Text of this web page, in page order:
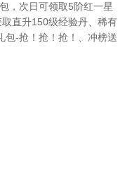
，次日可领取5阶红一星
直升150级经验丹、稀有
包-抢！抢！抢！、冲榜送